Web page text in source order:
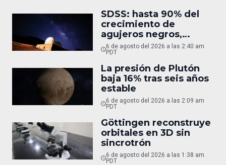
SDSS: hasta 90% del
crecimiento de
agujeros negros,
oculto
6 de agosto del 2026 a las 2:40 am
PDT
La presión de Plutón
baja 16% tras seis años
estable
6 de agosto del 2026 a las 2:09 am
PDT
Göttingen reconstruye
orbitales en 3D sin
sincrotrón
6 de agosto del 2026 a las 1:38 am
PDT